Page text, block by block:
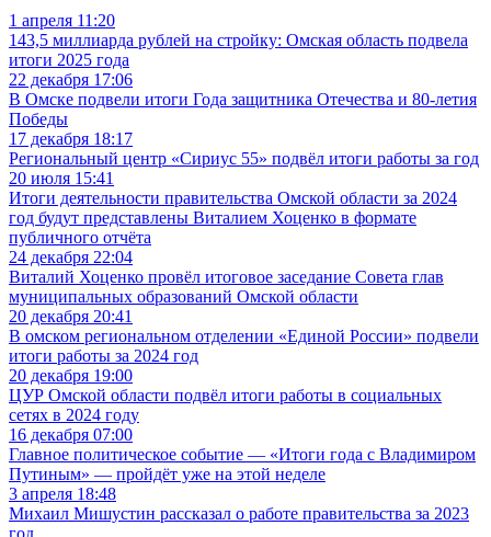
1 апреля 11:20
143,5 миллиарда рублей на стройку: Омская область подвела
итоги 2025 года
22 декабря 17:06
В Омске подвели итоги Года защитника Отечества и 80-летия
Победы
17 декабря 18:17
Региональный центр «Сириус 55» подвёл итоги работы за год
20 июля 15:41
Итоги деятельности правительства Омской области за 2024
год будут представлены Виталием Хоценко в формате
публичного отчёта
24 декабря 22:04
Виталий Хоценко провёл итоговое заседание Совета глав
муниципальных образований Омской области
20 декабря 20:41
В омском региональном отделении «Единой России» подвели
итоги работы за 2024 год
20 декабря 19:00
ЦУР Омской области подвёл итоги работы в социальных
сетях в 2024 году
16 декабря 07:00
Главное политическое событие — «Итоги года с Владимиром
Путиным» — пройдёт уже на этой неделе
3 апреля 18:48
Михаил Мишустин рассказал о работе правительства за 2023
год